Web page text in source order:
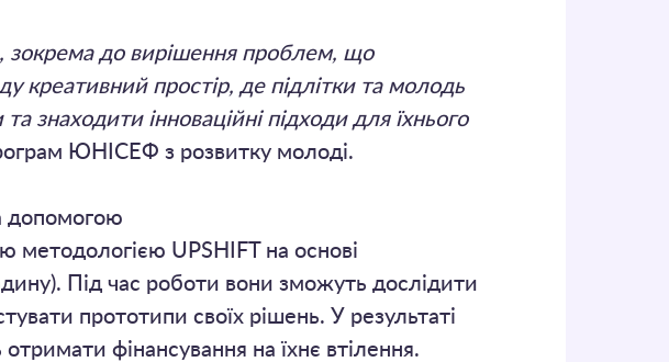
зокрема до вирішення проблем, що
креативний простір, де підлітки та молодь
знаходити інноваційні підходи для їхнього
ЮНІСЕФ з розвитку молоді.
допомогою
методологією UPSHIFT на основі
Під час роботи вони зможуть дослідити
прототипи своїх рішень. У результаті
фінансування на їхнє втілення.